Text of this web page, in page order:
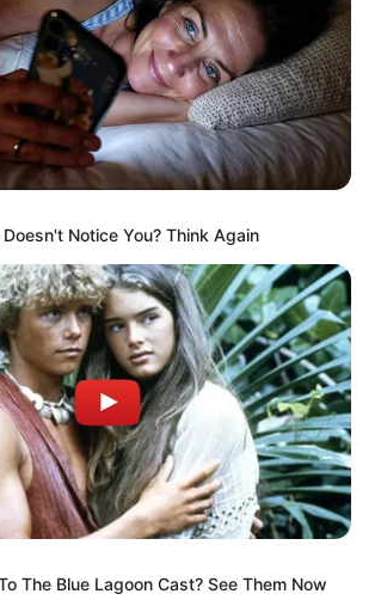
dieschönsten Burgenzu sehen.
Nachbarregionen von Dreifelden
Seenplatte):
Notice You? Think Again
The Blue Lagoon Cast? See Them Now